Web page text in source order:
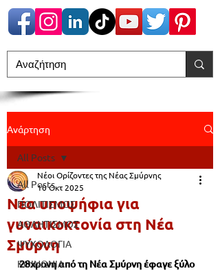
Ανάρτηση
All Posts
ΠΟΛΙΤΙΣΜΟΣ
ΑΘΛΗΤΙΣΜΟΣ
ΨΥΧΟΛΟΓΙΑ
ΚΟΙΝΩΝΙΑ
All Posts
Νέα υποψήφια για
γυναικοκτονία στη Νέα
Σμύρνη
Νέοι Ορίζοντες της Νέας Σμύρνης
10 Οκτ 2025
28χρονη από τη Νέα Σμύρνη έφαγε ξύλο